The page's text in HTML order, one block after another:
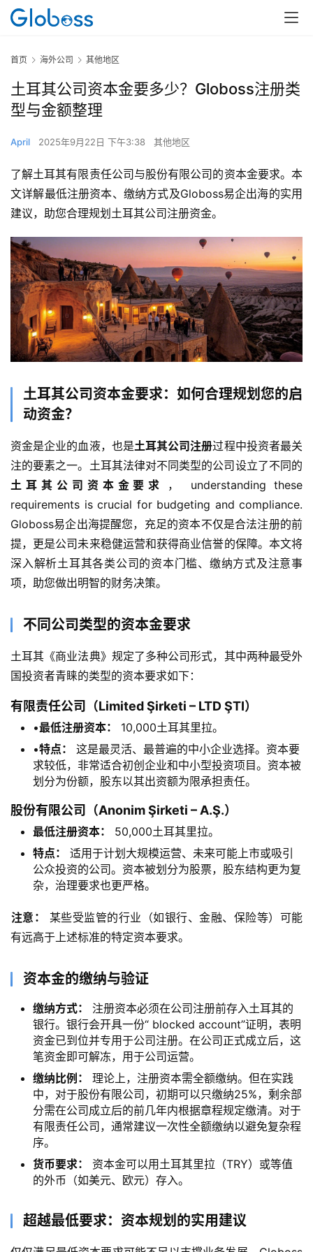
首页 海外公司 其他地区
土耳其公司资本金要多少？Globoss注册类
型与金额整理
April 2025年9月22日 下午3:38 其他地区
了解土耳其有限责任公司与股份有限公司的资本金要求。本
文详解最低注册资本、缴纳方式及Globoss易企出海的实用
建议，助您合理规划土耳其公司注册资金。
​土耳其公司资本金要求：如何合理规划您的启
动资金？​
资金是企业的血液，也是​​土耳其公司注册​​过程中投资者最关
注的要素之一。土耳其法律对不同类型的公司设立了不同的​
土耳其公司资本金要求​
​， understanding these
requirements is crucial for budgeting and compliance.
Globoss易企出海提醒您，充足的资本不仅是合法注册的前
提，更是公司未来稳健运营和获得商业信誉的保障。本文将
深入解析土耳其各类公司的资本门槛、缴纳方式及注意事
项，助您做出明智的财务决策。
不同公司类型的资本金要求​
土耳其《商业法典》规定了多种公司形式，其中两种最受外
国投资者青睐的类型的资本要求如下：
有限责任公司（Limited Şirketi – LTD ŞTI）​
•​​最低注册资本：​
​ 10,000土耳其里拉。
•​​特点：​
​ 这是最灵活、最普遍的中小企业选择。资本要
求较低，非常适合初创企业和中小型投资项目。资本被
划分为份额，股东以其出资额为限承担责任。
股份有限公司（Anonim Şirketi – A.Ş.）​
最低注册资本：​
​ 50,000土耳其里拉。
特点：​
​ 适用于计划大规模运营、未来可能上市或吸引
公众投资的公司。资本被划分为股票，股东结构更为复
杂，治理要求也更严格。
​注意：​
​ 某些受监管的行业（如银行、金融、保险等）可能
有远高于上述标准的特定资本要求。
资本金的缴纳与验证​
缴纳方式：​
​ 注册资本必须在公司注册前存入土耳其的
银行。银行会开具一份“ blocked account”证明，表明
资金已到位并专用于公司注册。在公司正式成立后，这
笔资金即可解冻，用于公司运营。
​缴纳比例：​
​ 理论上，注册资本需全额缴纳。但在实践
中，对于股份有限公司，初期可以只缴纳25%，剩余部
分需在公司成立后的前几年内根据章程规定缴清。对于
有限责任公司，通常建议一次性全额缴纳以避免复杂程
序。
​货币要求：​
​ 资本金可以用土耳其里拉（TRY）或等值
的外币（如美元、欧元）存入。
超越最低要求：资本规划的实用建议​